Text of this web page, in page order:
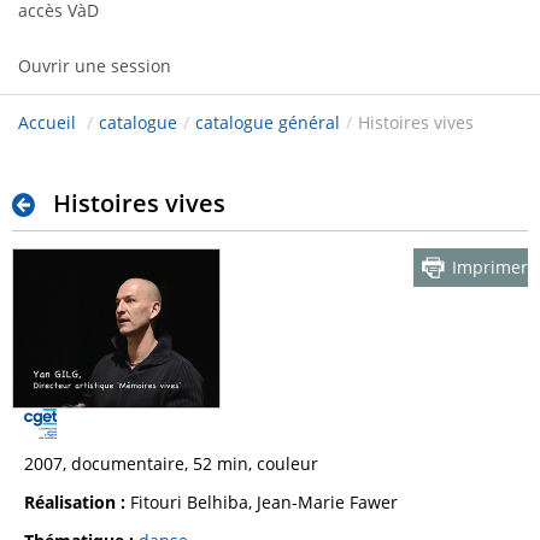
accès VàD
Ouvrir une session
Accueil / catalogue / catalogue général / Histoires vives
Histoires vives
Imprimer
2007, documentaire, 52 min, couleur
Réalisation : Fitouri Belhiba, Jean-Marie Fawer